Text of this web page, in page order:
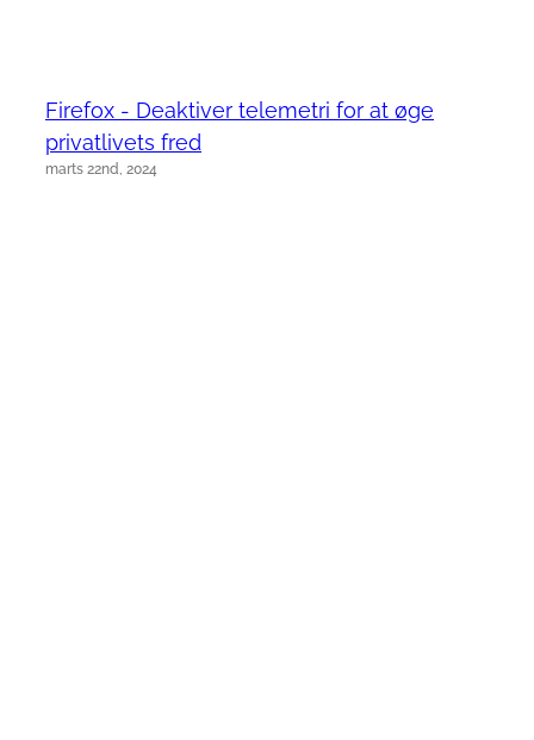
Firefox - Deaktiver telemetri for at øge
privatlivets fred
marts 22nd, 2024